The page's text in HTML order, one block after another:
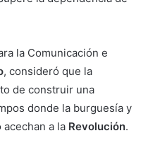
la Comunicación e
, consideró que la
de construir una
donde la burguesía y
a la Revolución.